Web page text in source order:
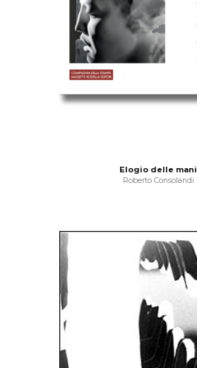
Elogio delle mani
Roberto Consolandi